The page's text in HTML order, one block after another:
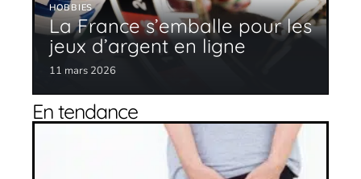
HOBBIES
La France s’emballe pour les
jeux d’argent en ligne
11 mars 2026
En tendance